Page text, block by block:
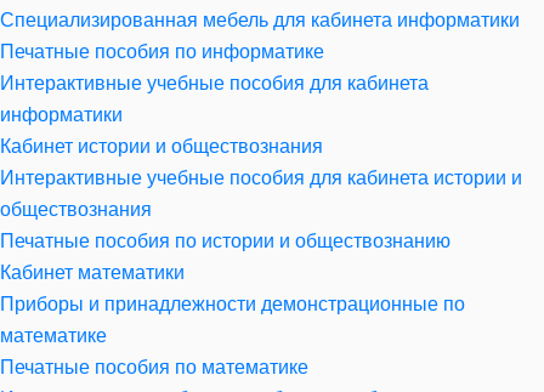
Специализированная мебель для кабинета информатики
Печатные пособия по информатике
Интерактивные учебные пособия для кабинета
информатики
Кабинет истории и обществознания
Интерактивные учебные пособия для кабинета истории и
обществознания
Печатные пособия по истории и обществознанию
Кабинет математики
Приборы и принадлежности демонстрационные по
математике
Печатные пособия по математике